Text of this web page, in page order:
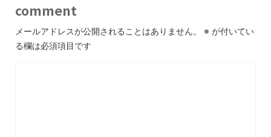
comment
メールアドレスが公開されることはありません。 ※ が付いてい
る欄は必須項目です